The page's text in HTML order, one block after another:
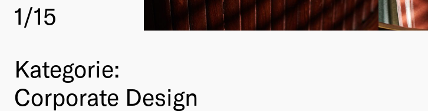
1/15
Kategorie:
Corporate Design